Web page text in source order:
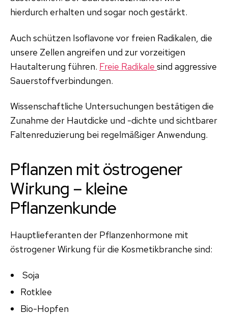
hierdurch erhalten und sogar noch gestärkt.
Auch schützen Isoflavone vor freien Radikalen, die
unsere Zellen angreifen und zur vorzeitigen
Hautalterung führen. Freie Radikale sind aggressive
Sauerstoffverbindungen.
Wissenschaftliche Untersuchungen bestätigen die
Zunahme der Hautdicke und -dichte und sichtbarer
Faltenreduzierung bei regelmäßiger Anwendung.
Pflanzen mit östrogener
Wirkung – kleine
Pflanzenkunde
Hauptlieferanten der Pflanzenhormone mit
östrogener Wirkung für die Kosmetikbranche sind:
Soja
Rotklee
Bio-Hopfen